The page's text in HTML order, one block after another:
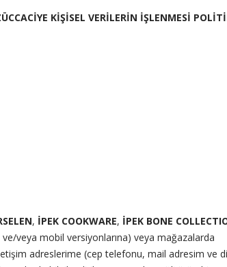
KİŞİSEL VERİLERİN İŞLENMESİ
, İPEK COOKWARE, İPEK BONE
veya mobil versiyonlarına) veya mağazalarda
adreslerime (cep telefonu, mail adresim ve